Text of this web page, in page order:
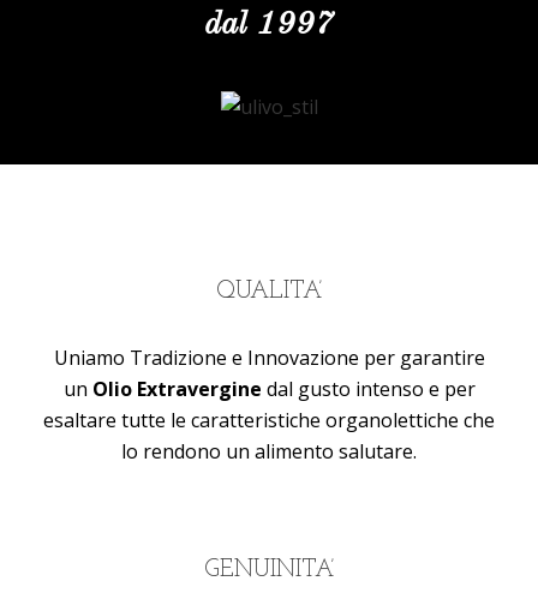
dal 1997
QUALITA’
Uniamo Tradizione e Innovazione per garantire
un Olio Extravergine dal gusto intenso e per
esaltare tutte le caratteristiche organolettiche che
lo rendono un alimento salutare.
GENUINITA’